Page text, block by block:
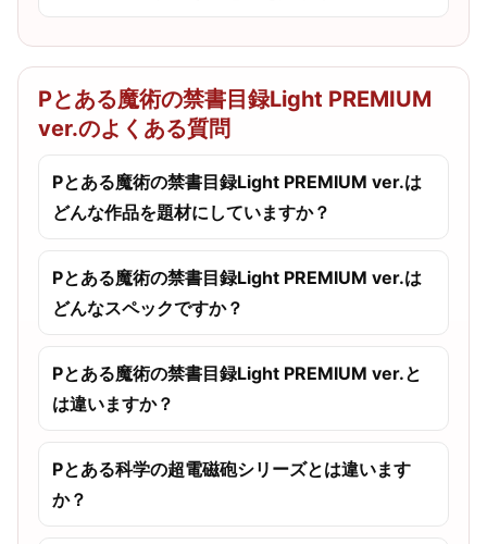
Pとある魔術の禁書目録Light PREMIUM
ver.のよくある質問
Pとある魔術の禁書目録Light PREMIUM ver.は
どんな作品を題材にしていますか？
Pとある魔術の禁書目録Light PREMIUM ver.は
どんなスペックですか？
Pとある魔術の禁書目録Light PREMIUM ver.と
は違いますか？
Pとある科学の超電磁砲シリーズとは違います
か？